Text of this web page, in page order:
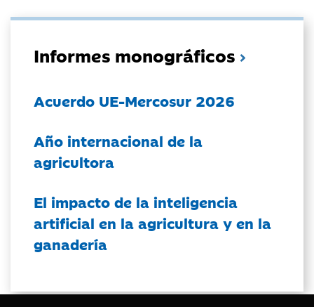
Informes monográficos
Acuerdo UE-Mercosur 2026
Año internacional de la
agricultora
El impacto de la inteligencia
artificial en la agricultura y en la
ganadería